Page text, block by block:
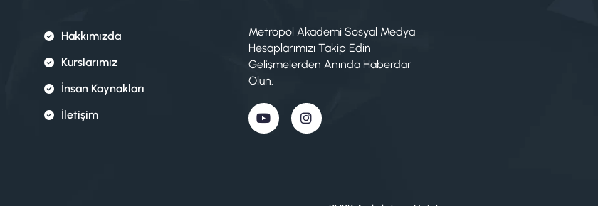
Hakkımızda
Kurslarımız
İnsan Kaynakları
İletişim
Metropol Akademi Sosyal Medya
Hesaplarımızı Takip Edin
Gelişmelerden Anında Haberdar
Olun.